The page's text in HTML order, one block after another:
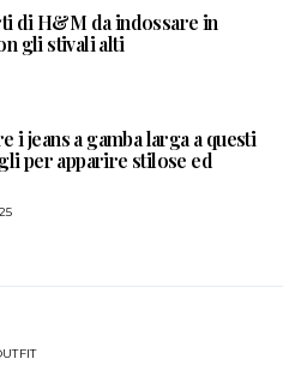
di H&M da indossare in
gli stivali alti
i jeans a gamba larga a questi
per apparire stilose ed